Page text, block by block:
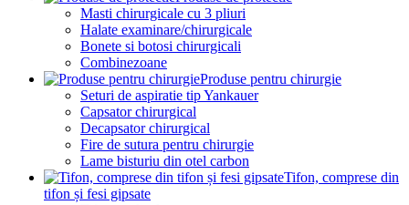
Masti chirurgicale cu 3 pliuri
Halate examinare/chirurgicale
Bonete si botosi chirurgicali
Combinezoane
Produse pentru chirurgie
Seturi de aspiratie tip Yankauer
Capsator chirurgical
Decapsator chirurgical
Fire de sutura pentru chirurgie
Lame bisturiu din otel carbon
Tifon, comprese din
tifon și fesi gipsate